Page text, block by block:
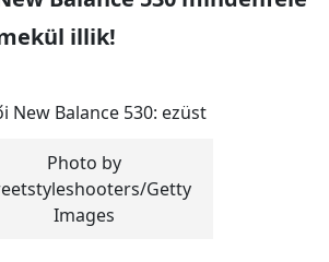
illik!
Photo by
Getty
Images